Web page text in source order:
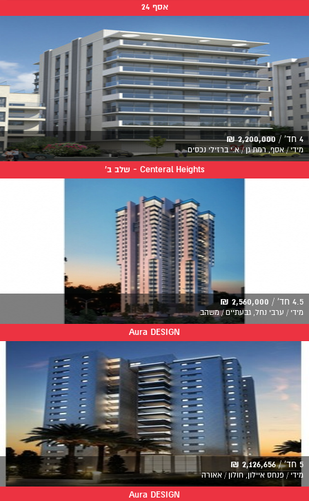
אסף 24
4 חד' / 2,200,000 ₪
מידי / אסף, רמת גן / א.י ברזילי נכסים
Centeral Heights - שלב ב'
4.5 חד' / 2,560,000 ₪
מידי / ערבי נחל, גבעתיים / משהב
Aura DESIGN
5 חד' / 2,126,656 ₪
מידי / פנחס איילון, חולון / אאורה
Aura DESIGN